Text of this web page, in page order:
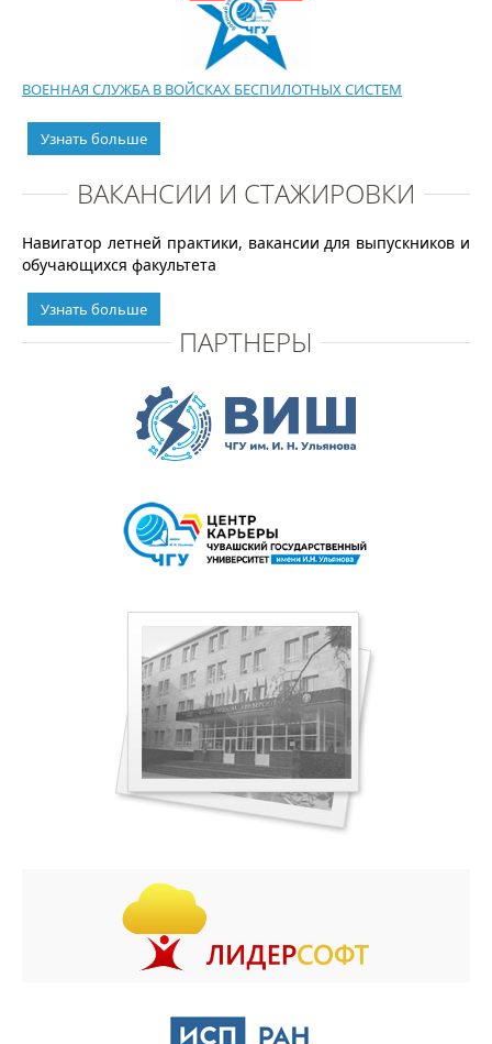
ВОЕННАЯ СЛУЖБА В ВОЙСКАХ БЕСПИЛОТНЫХ СИСТЕМ
Узнать больше
ВАКАНСИИ И СТАЖИРОВКИ
Навигатор летней практики, вакансии для выпускников и
обучающихся факультета
Узнать больше
ПАРТНЕРЫ